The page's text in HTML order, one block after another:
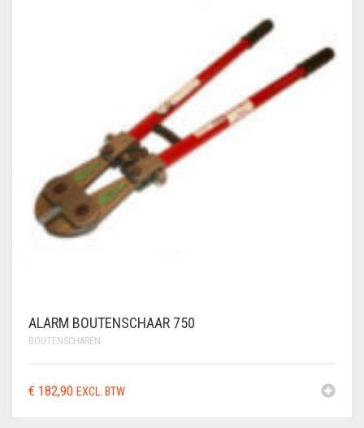
ALARM BOUTENSCHAAR 750
BOUTENSCHAREN
€ 182,90 EXCL. BTW